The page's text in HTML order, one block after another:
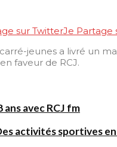
sur TwitterJe Partage
jeunes a livré un
faveur de RCJ.
avec RCJ fm
activités sportives